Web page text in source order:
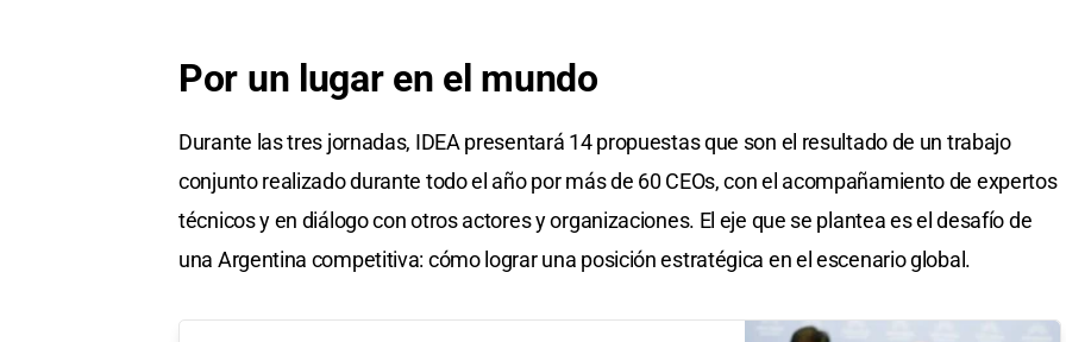
Por un lugar en el mundo
Durante las tres jornadas, IDEA presentará 14 propuestas que son el resultado de un trabajo
conjunto realizado durante todo el año por más de 60 CEOs, con el acompañamiento de expertos
técnicos y en diálogo con otros actores y organizaciones. El eje que se plantea es el desafío de
una Argentina competitiva: cómo lograr una posición estratégica en el escenario global.